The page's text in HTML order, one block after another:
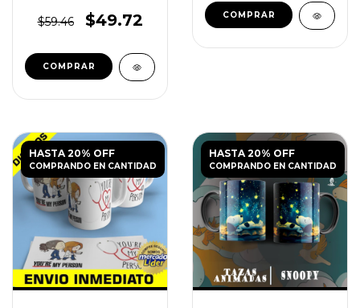
$59.46 $49.72
HASTA 20% OFF
COMPRANDO EN CANTIDAD
HASTA 20% OFF
COMPRANDO EN CANTIDAD